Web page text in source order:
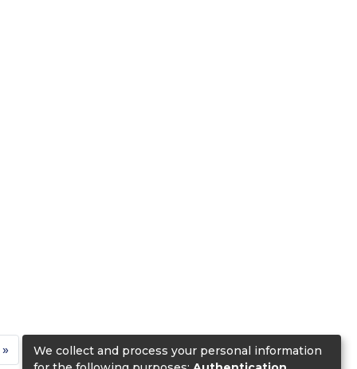
»
We collect and process your personal information